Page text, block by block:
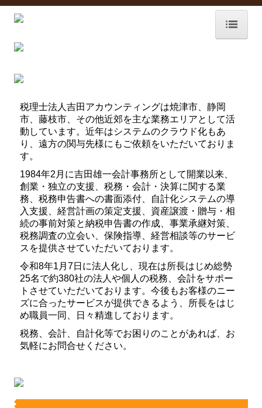
事務所概要
個人情報保護方針
サービス紹介
業務案内
TKCシステムのご紹介
経営革新等支援機関
セミナー案内
インボイス制度対応
よくある質問
経営者お役立ち情報
税理士法人吉田アカウンティングは焼津市、静岡
市、藤枝市、その他近郊を主な業務エリアとして活
動しています。近年はシステムのクラウド化もあ
り、遠方の関与先様にもご依頼をいただいておりま
す。
1984年2月に吉田雄一会計事務所として開業以来、
創業・独立の支援、税務・会計・決算に関する業
務、税務申告書への書面添付、自計化システムの導
入支援、経営計画の策定支援、資産譲渡・贈与・相
続の事前対策と納税申告書の作成、事業承継対策、
税務調査の立会い、保険指導、経営相談等のサービ
スを提供させていただいております。
令和8年1月7日に法人化し、現在は所長はじめ総勢
25名で約380社の法人や個人の税務、会計をサポー
トさせていただいております。今後もお客様のニー
ズに合ったサービスが提供できるよう、所長をはじ
め職員一同、日々精進しております。
税務、会計、自計化等でお困りのことがあれば、お
気軽にお問合せください。